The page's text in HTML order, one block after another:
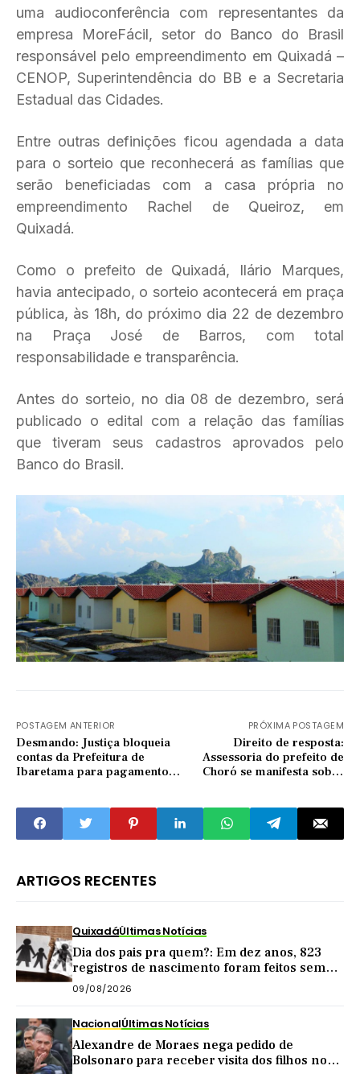
uma audioconferência com representantes da
empresa MoreFácil, setor do Banco do Brasil
responsável pelo empreendimento em Quixadá –
CENOP, Superintendência do BB e a Secretaria
Estadual das Cidades.
Entre outras definições ficou agendada a data
para o sorteio que reconhecerá as famílias que
serão beneficiadas com a casa própria no
empreendimento Rachel de Queiroz, em
Quixadá.
Como o prefeito de Quixadá, Ilário Marques,
havia antecipado, o sorteio acontecerá em praça
pública, às 18h, do próximo dia 22 de dezembro
na Praça José de Barros, com total
responsabilidade e transparência.
Antes do sorteio, no dia 08 de dezembro, será
publicado o edital com a relação das famílias
que tiveram seus cadastros aprovados pelo
Banco do Brasil.
POSTAGEM ANTERIOR
Desmando: Justiça bloqueia
contas da Prefeitura de
Ibaretama para pagamento
PRÓXIMA POSTAGEM
Direito de resposta:
Assessoria do prefeito de
Choró se manifesta sobre
ARTIGOS RECENTES
QuixadáÚltimas Notícias
Dia dos pais pra quem?: Em dez anos, 823
registros de nascimento foram feitos sem
nome do pai em Quixadá
09/08/2026
NacionalÚltimas Notícias
Alexandre de Moraes nega pedido de
Bolsonaro para receber visita dos filhos no